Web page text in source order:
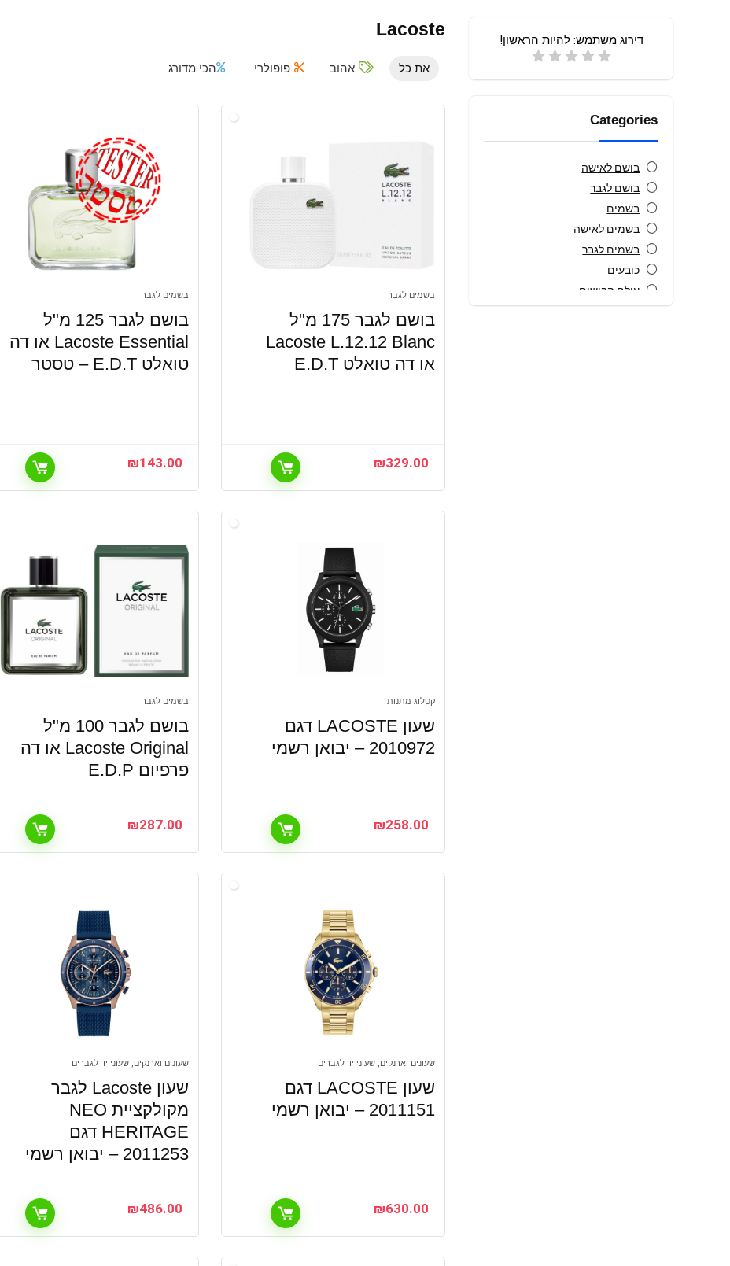
Lacoste
דירוג משתמש:להיות הראשון!
Categories
בושם לאישה
בושם לגבר
בשמים
בשמים לאישה
בשמים לגבר
כובעים
עולם הבישום
את כל אהוב פופולרי הכי מדורג
בשמים לגבר
בושם לגבר 175 מ"ל
Lacoste L.12.12 Blanc
או דה טואלט E.D.T
₪329.00
בשמים לגבר
בושם לגבר 125 מ"ל
Lacoste Essential או דה
טואלט‏ E.D.T – טסטר
₪143.00
קטלוג מתנות
שעון LACOSTE דגם
2010972 – יבואן רשמי
₪258.00
בשמים לגבר
בושם לגבר 100 מ"ל
Lacoste Original או דה
פרפיום E.D.P
₪287.00
שעונים וארנקים, שעוני יד לגברים
שעון LACOSTE דגם
2011151 – יבואן רשמי
₪630.00
שעונים וארנקים, שעוני יד לגברים
שעון Lacoste לגבר
מקולקציית NEO
HERITAGE דגם
2011253 – יבואן רשמי
₪486.00